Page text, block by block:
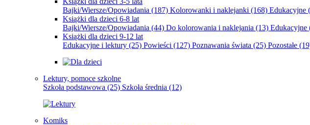
Bajki/Wiersze/Opowiadania (187) Kolorowanki i naklejanki (168) Edukacyjne
Książki dla dzieci 6-8 lat
Bajki/Wiersze/Opowiadania (44) Do kolorowania i naklejania (13) Edukacyjne
Książki dla dzieci 9-12 lat
Edukacyjne i lektury (25) Powieści (127) Poznawania świata (25) Pozostałe
Lektury, pomoce szkolne
Szkoła podstawowa (25) Szkoła średnia (12)
Komiks